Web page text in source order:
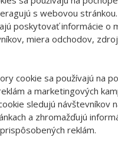
s webovou
poskytovať informácie o
miera odchodov,
cookie sa používajú na
a marketingových
sledujú návštevníkov
a zhromažďujú
reklám.